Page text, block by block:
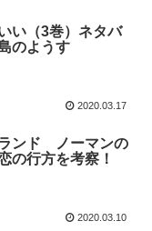
い（3巻）ネタバ
のようす
2020.03.17
ンド ノーマンの
の行方を考察！
2020.03.10